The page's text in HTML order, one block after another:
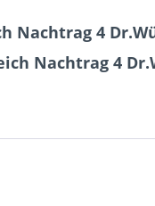
4
Nachtrag 4